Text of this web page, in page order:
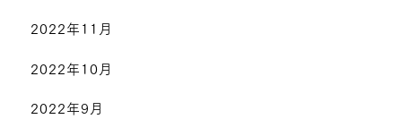
2022年11月
2022年10月
2022年9月